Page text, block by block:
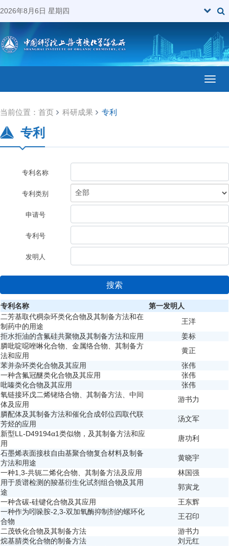
2026年8月6日 星期四
当前位置： 首页 科研成果 专利
专利
专利名称
专利类别
申请号
专利号
发明人
搜索
专利名称
第一发明人
二芳基取代稠杂环类化合物及其制备方法和在
制药中的用途
王洋
拒水拒油的含氟硅共聚物及其制备方法和应用
姜标
膦吡啶噁唑啉化合物、金属络合物、其制备方
法和应用
黄正
苯并杂环类化合物及其应用
张伟
一种含氟冠醚类化合物及其应用
张伟
吡嗪类化合物及其应用
张伟
氧链接环戊二烯铑络合物、其制备方法、中间
体及应用
游书力
膦配体及其制备方法和催化合成邻位四取代联
芳烃的应用
汤文军
新型LL-D49194α1类似物，及其制备方法和应
用
唐功利
石墨烯表面接枝自由基聚合物复合材料及制备
方法和用途
黄晓宇
一种1,3-共轭二烯化合物、其制备方法及应用
林国强
用于质谱检测的羧基衍生化试剂组合物及其用
途
郭寅龙
一种含碳-硅键化合物及其应用
王东辉
一种作为吲哚胺-2,3-双加氧酶抑制剂的螺环化
合物
王召印
二茂铁化合物及其制备方法
游书力
烷基腈类化合物的制备方法
刘元红